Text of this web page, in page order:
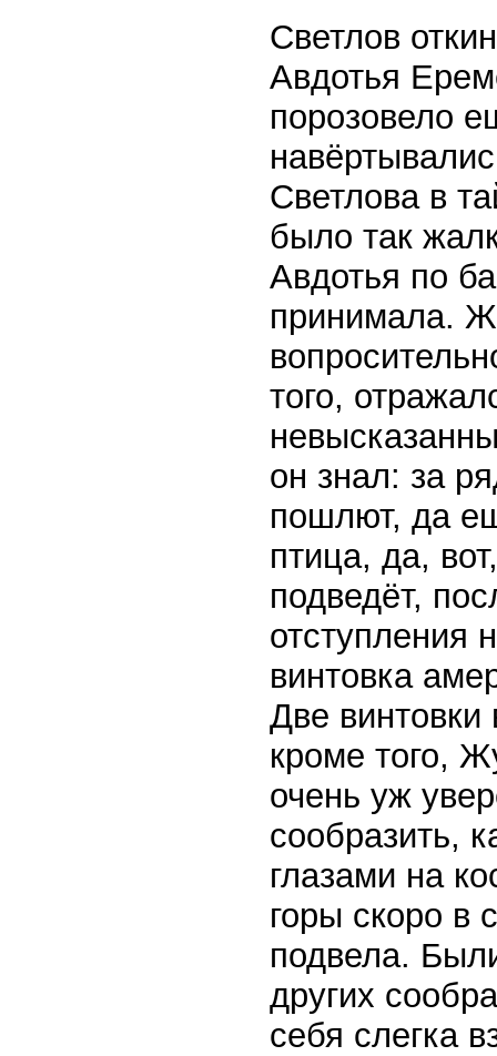
Светлов
Авдотья
порозовело
Светлова в
было так
Авдотья по
принимала.
того,
он знал: за
пошлют, да
птица, да,
подведёт,
отступления
винтовка
Две
кроме того,
очень уж
сообразить,
глазами на
горы скоро в
подвела.
других
себя слегка